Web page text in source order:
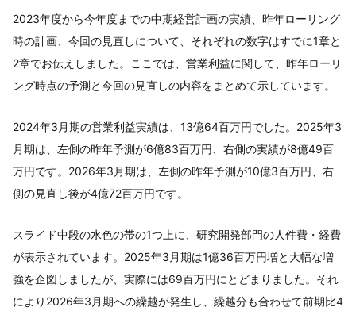
2023年度から今年度までの中期経営計画の実績、昨年ローリング
時の計画、今回の見直しについて、それぞれの数字はすでに1章と
2章でお伝えしました。ここでは、営業利益に関して、昨年ローリ
ング時点の予測と今回の見直しの内容をまとめて示しています。
2024年3月期の営業利益実績は、13億64百万円でした。2025年3
月期は、左側の昨年予測が6億83百万円、右側の実績が8億49百
万円です。2026年3月期は、左側の昨年予測が10億3百万円、右
側の見直し後が4億72百万円です。
スライド中段の水色の帯の1つ上に、研究開発部門の人件費・経費
が表示されています。2025年3月期は1億36百万円増と大幅な増
強を企図しましたが、実際には69百万円にとどまりました。それ
により2026年3月期への繰越が発生し、繰越分も合わせて前期比4